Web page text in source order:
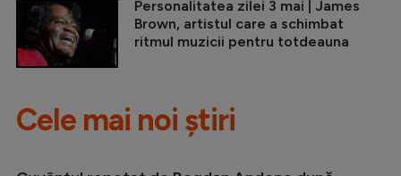
Personalitatea zilei 3 mai | James
Brown, artistul care a schimbat
ritmul muzicii pentru totdeauna
Cele mai noi știri